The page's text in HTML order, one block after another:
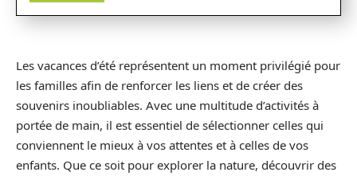
Les vacances d’été représentent un moment privilégié pour
les familles afin de renforcer les liens et de créer des
souvenirs inoubliables. Avec une multitude d’activités à
portée de main, il est essentiel de sélectionner celles qui
conviennent le mieux à vos attentes et à celles de vos
enfants. Que ce soit pour explorer la nature, découvrir des